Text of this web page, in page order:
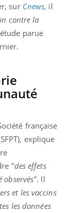
sur Cnews, il
contre la
parue
française
explique
"des effets
observés". Il
et les vaccins
les données